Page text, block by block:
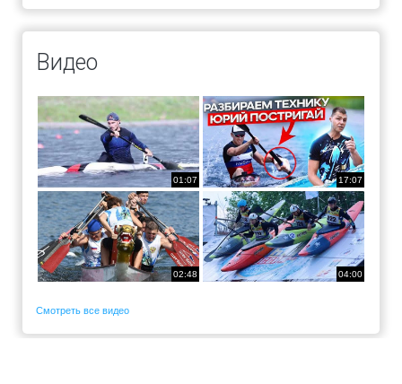
Видео
01:07 17:07
02:48 04:00
Смотреть все видео